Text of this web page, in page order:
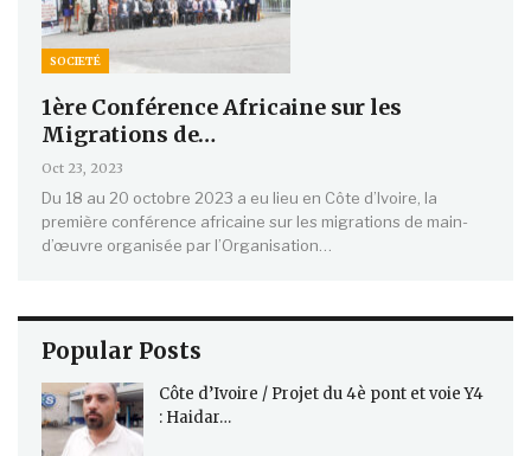
SOCIETÉ
1ère Conférence Africaine sur les
Migrations de…
Oct 23, 2023
Du 18 au 20 octobre 2023 a eu lieu en Côte d’Ivoire, la
première conférence africaine sur les migrations de main-
d’œuvre organisée par l’Organisation…
Popular Posts
Côte d’Ivoire / Projet du 4è pont et voie Y4
: Haidar…